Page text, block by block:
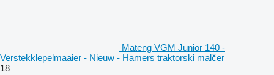
Mateng VGM Junior 140 -
Verstekklepelmaaier - Nieuw - Hamers traktorski malčer
18